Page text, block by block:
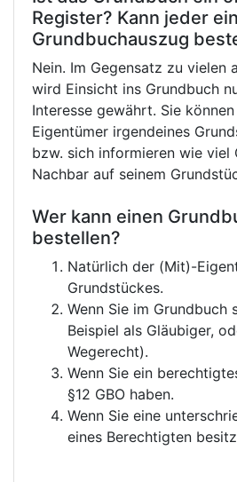
Register? Kann jeder
Grundbuchauszug
Nein. Im Gegensatz zu vielen
wird Einsicht ins Grundbuch
Interesse gewährt. Sie
Eigentümer irgendeines
bzw. sich informieren wie viel
Nachbar auf seinem
Wer kann einen
bestellen?
Natürlich der (Mit)-
Grundstückes.
Wenn Sie im Grundbuch
Beispiel als Gläubiger,
Wegerecht).
Wenn Sie ein
§12 GBO haben.
Wenn Sie eine
eines Berechtigten